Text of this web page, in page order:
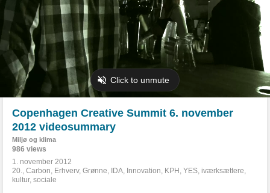
Copenhagen Creative Summit 6. november
2012 videosummary
Miljø og klima
986 views
1. november 2012
20., Carbon, Erhverv, Grønne, IDA, Innovation, KPH , YES, iværksættere,
kultur, sociale